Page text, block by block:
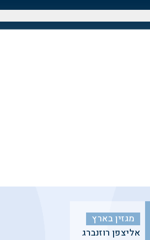
מגזין בארץ
אליצפן רוזנברג